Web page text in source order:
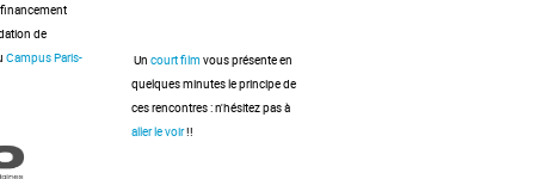
de
Campus Paris-
Un court filmvous présente en
quelques minutes le principe de
ces rencontres : n'hésitez pas à
aller le voir!!